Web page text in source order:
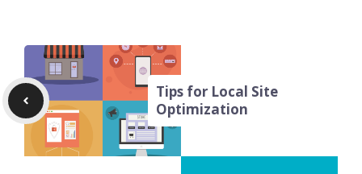
Tips for Local Site
Optimization